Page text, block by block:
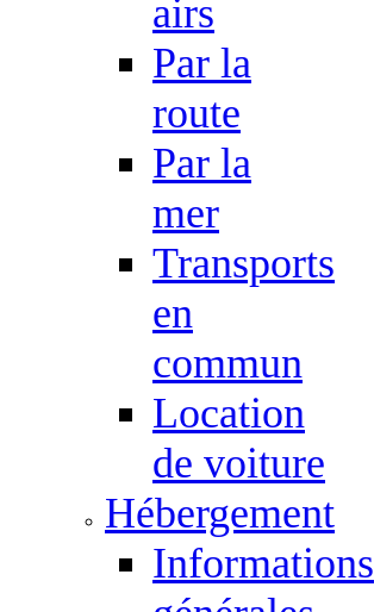
airs
Par la
route
Par la
mer
Transports
en
commun
Location
de voiture
Hébergement
Informations